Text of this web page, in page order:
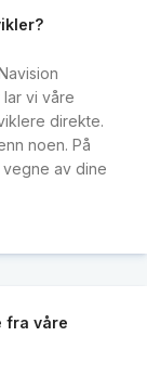
vi våre
direkte.
noen. På
av dine
fra våre